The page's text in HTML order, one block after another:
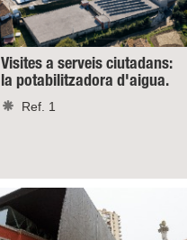
Visites a serveis ciutadans:
la potabilitzadora d'aigua.
Ref. 1